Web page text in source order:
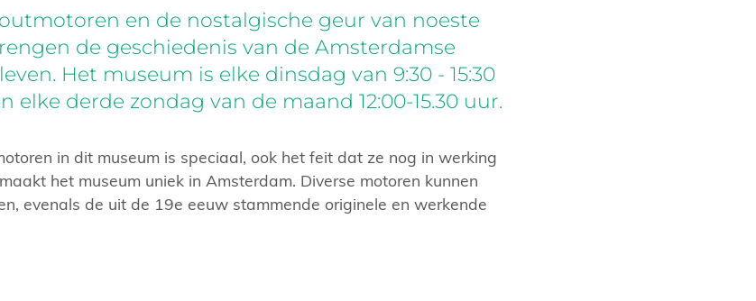
en de nostalgische geur van noeste
de geschiedenis van de Amsterdamse
Het museum is elke dinsdag van 9:30 - 15:30
elke derde zondag van de maand 12:00-15.30 uur.
in dit museum is speciaal, ook het feit dat ze nog in werking
het museum uniek in Amsterdam. Diverse motoren kunnen
evenals de uit de 19e eeuw stammende originele en werkende